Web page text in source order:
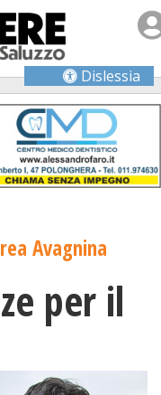
Dislessia
Avagnina
per il